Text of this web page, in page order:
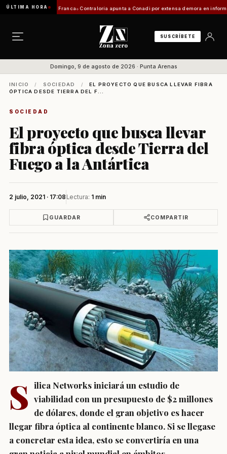
ÚLTIMA HORA
de Zona Franca Contraloría apunta a Conadi por extensa demora en informe
SUSCRÍBETE
Domingo, 9 de agosto de 2026 · Punta Arenas
INICIO / SOCIEDAD /
EL PROYECTO QUE BUSCA LLEVAR FIBRA
ÓPTICA DESDE TIERRA DEL F...
SOCIEDAD
El proyecto que busca llevar
fibra óptica desde Tierra del
Fuego a la Antártica
2 julio, 2021 · 17:08 Lectura: 1 min
GUARDAR COMPARTIR
S ilica Networks iniciará un estudio de
viabilidad con un presupuesto de $2 millones
de dólares, donde el gran objetivo es hacer
llegar fibra óptica al continente blanco. Si se llegase
a concretar esta idea, esto se convertiría en una